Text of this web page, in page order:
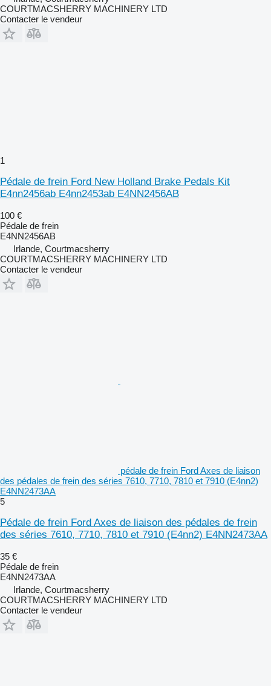
COURTMACSHERRY MACHINERY LTD
Contacter le vendeur
1
Pédale de frein Ford New Holland Brake Pedals Kit
E4nn2456ab E4nn2453ab E4NN2456AB
100 €
Pédale de frein
E4NN2456AB
Irlande, Courtmacsherry
COURTMACSHERRY MACHINERY LTD
Contacter le vendeur
pédale de frein Ford Axes de liaison
des pédales de frein des séries 7610, 7710, 7810 et 7910 (E4nn2)
E4NN2473AA
5
Pédale de frein Ford Axes de liaison des pédales de frein
des séries 7610, 7710, 7810 et 7910 (E4nn2) E4NN2473AA
35 €
Pédale de frein
E4NN2473AA
Irlande, Courtmacsherry
COURTMACSHERRY MACHINERY LTD
Contacter le vendeur